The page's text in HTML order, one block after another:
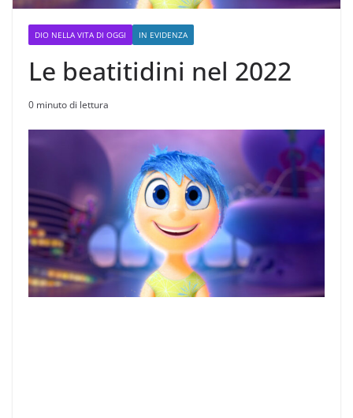
DIO NELLA VITA DI OGGI IN EVIDENZA
Le beatitidini nel 2022
0 minuto di lettura